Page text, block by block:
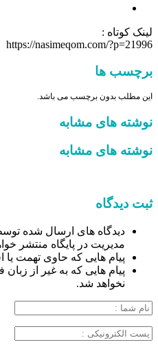
لینک کوتاه :
https://nasimeqom.com/?p=21996
برچسب ها
این مطلب بدون برچسب می باشد.
نوشته های مشابه
نوشته های مشابه
ثبت دیدگاه
دیدگاه های ارسال شده
مدیریت در پایگاه منتشر
پیام هایی که حاوی تهمت یا
پیام هایی که به غیر از
نخواهد شد.